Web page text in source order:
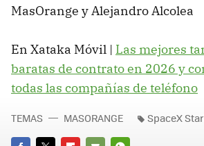
MasOrange y Alejandro Alcolea
En Xataka Móvil | Las mejores
baratas de contrato en 2026 y
todas las compañías de teléfono
TEMAS MASORANGE SpaceX